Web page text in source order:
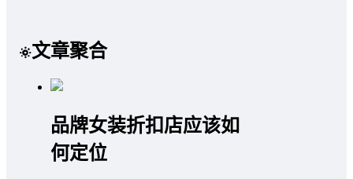
文章聚合
品牌女装折扣店应该如
何定位